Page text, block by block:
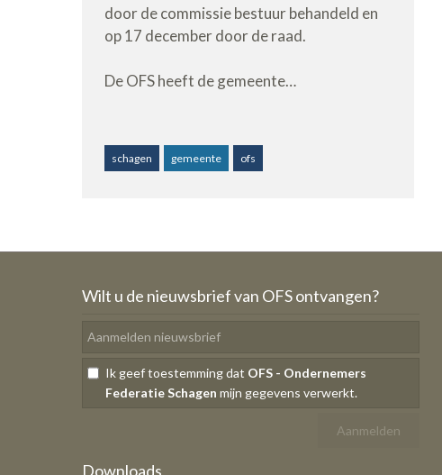
door de commissie bestuur behandeld en
op 17 december door de raad.
De OFS heeft de gemeente…
schagen gemeente ofs
Wilt u de nieuwsbrief van OFS ontvangen?
Ik geef toestemming dat OFS - Ondernemers
Federatie Schagen mijn gegevens verwerkt.
Downloads